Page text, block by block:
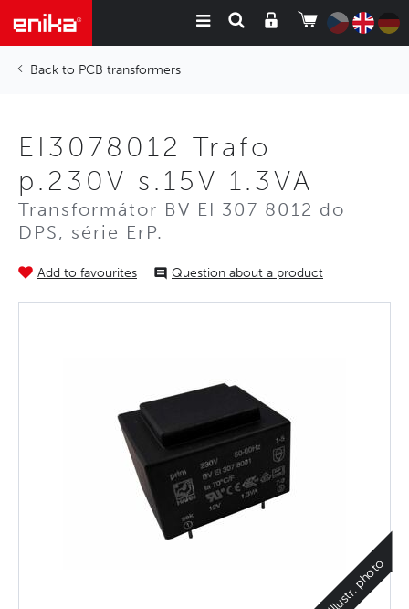
PCB transformers
EI3078012 Trafo
p.230V s.15V 1.3VA
Transformátor BV EI 307 8012 do
DPS, série ErP.
Add to favourites Question about a product
Illustr. photo